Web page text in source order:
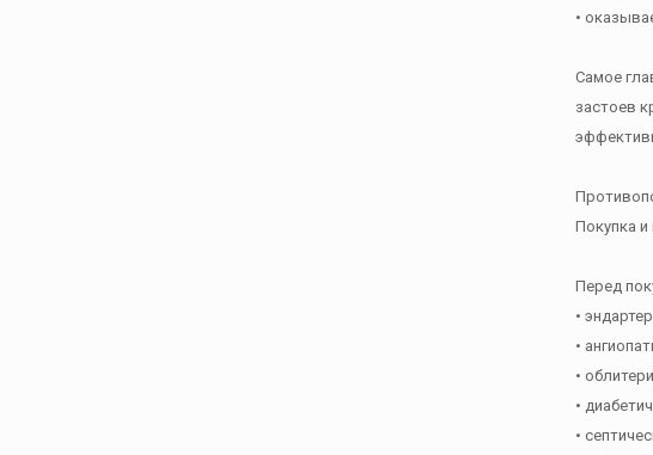
•
Самое
застоев
Покупка и
Перед
•
•
•
•
•